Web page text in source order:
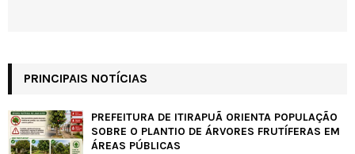
PRINCIPAIS NOTÍCIAS
PREFEITURA DE ITIRAPUÃ ORIENTA POPULAÇÃO
SOBRE O PLANTIO DE ÁRVORES FRUTÍFERAS EM
ÁREAS PÚBLICAS